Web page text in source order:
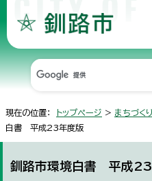
現在の位置： トップページ > まちづく
白書 平成23年度版
釧路市環境白書 平成23